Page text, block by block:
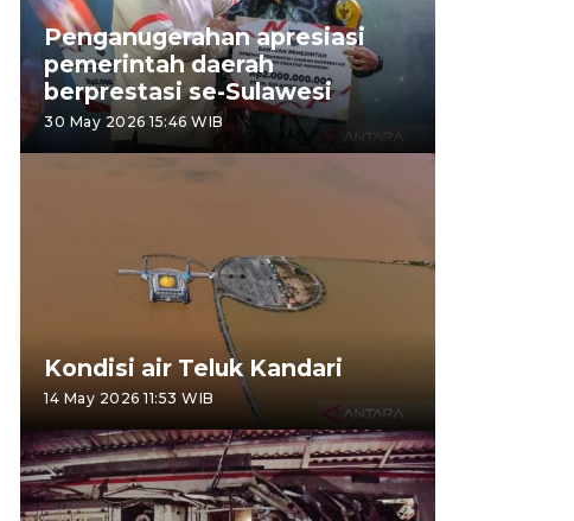
Penganugerahan apresiasi
pemerintah daerah
berprestasi se-Sulawesi
30 May 2026 15:46 WIB
Kondisi air Teluk Kandari
14 May 2026 11:53 WIB